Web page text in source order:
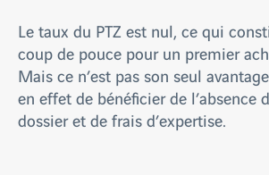
Le taux du PTZ est nul, ce qui
coup de pouce pour un premier
Mais ce n’est pas son seul
en effet de bénéficier de l’absence
dossier et de frais d’expertise.